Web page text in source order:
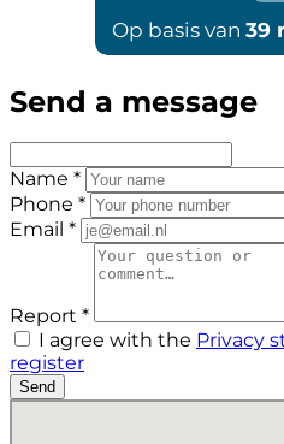
Send a message
Name *
Phone *
Email *
Report *
I agree with the Privacy
register
Send